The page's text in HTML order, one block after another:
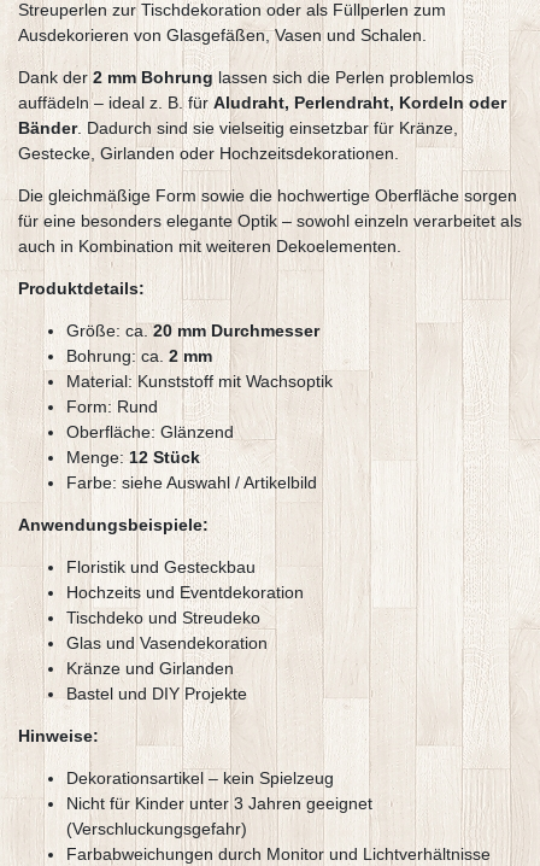
Streuperlen zur Tischdekoration oder als Füllperlen zum
Ausdekorieren von Glasgefäßen, Vasen und Schalen.
Dank der 2 mm Bohrung lassen sich die Perlen problemlos
auffädeln – ideal z. B. fürAludraht, Perlendraht, Kordeln oder
Bänder. Dadurch sind sie vielseitig einsetzbar für Kränze,
Gestecke, Girlanden oder Hochzeitsdekorationen.
Die gleichmäßige Form sowie die hochwertige Oberfläche sorgen
für eine besonders elegante Optik – sowohl einzeln verarbeitet als
auch in Kombination mit weiteren Dekoelementen.
Produktdetails:
Größe: ca.20 mm Durchmesser
Bohrung: ca. 2 mm
Material: Kunststoff mit Wachsoptik
Form: Rund
Oberfläche: Glänzend
Menge: 12 Stück
Farbe: siehe Auswahl / Artikelbild
Anwendungsbeispiele:
Floristik und Gesteckbau
Hochzeits und Eventdekoration
Tischdeko und Streudeko
Glas und Vasendekoration
Kränze und Girlanden
Bastel und DIY Projekte
Hinweise:
Dekorationsartikel – kein Spielzeug
Nicht für Kinder unter 3 Jahren geeignet
(Verschluckungsgefahr)
Farbabweichungen durch Monitor und Lichtverhältnisse